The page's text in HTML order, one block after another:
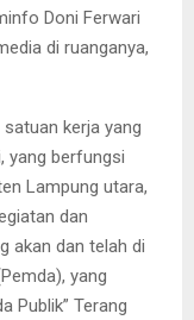
Doni Ferwari
di ruanganya,
kerja yang
yang berfungsi
Lampung utara,
dan
akan dan telah di
yang
Publik” Terang